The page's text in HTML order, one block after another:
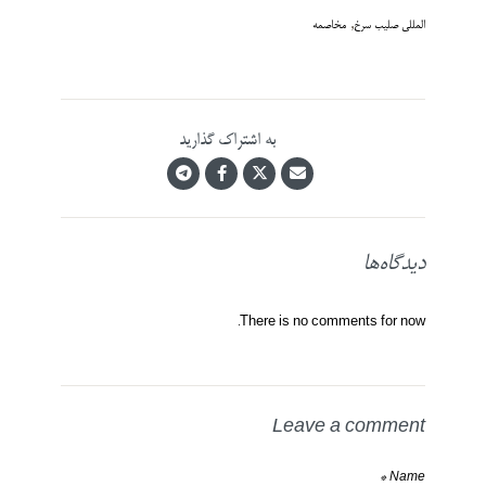
المللی صلیب سرخ, مخاصمه
به اشتراک گذارید
دیدگاه‌ها
There is no comments for now.
Leave a comment
Name *